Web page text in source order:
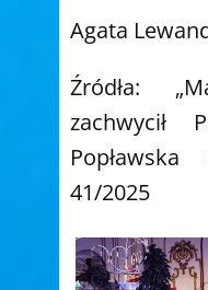
Agata
Źródła:
zachwycił
41/2025